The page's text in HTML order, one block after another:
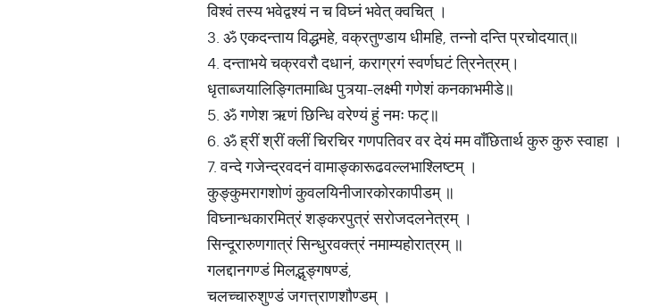
विश्वं तस्य भवेद्वश्यं न च विघ्नं भवेत्‌ क्वचित्‌ ।
3. ॐ एकदन्ताय विद्धमहे, वक्रतुण्डाय धीमहि, तन्नो दन्ति प्रचोदयात्॥
4. दन्ताभये चक्रवरौ दधानं, कराग्रगं स्वर्णघटं त्रिनेत्रम्।
धृताब्जयालिङ्गितमाब्धि पुत्र्या-लक्ष्मी गणेशं कनकाभमीडे॥
5. ॐ गणेश ऋणं छिन्धि वरेण्यं हुं नमः फट्॥
6. ॐ ह्रीं श्रीं क्लीं चिरचिर गणपतिवर वर देयं मम वाँछितार्थ कुरु कुरु स्वाहा ।
7. वन्दे गजेन्द्रवदनं वामाङ्कारूढवल्लभाश्लिष्टम् ।
कुङ्कुमरागशोणं कुवलयिनीजारकोरकापीडम् ॥
विघ्नान्धकारमित्रं शङ्करपुत्रं सरोजदलनेत्रम् ।
सिन्दूरारुणगात्रं सिन्धुरवक्त्रं नमाम्यहोरात्रम् ॥
गलद्दानगण्डं मिलद्भृङ्गषण्डं,
चलच्चारुशुण्डं जगत्त्राणशौण्डम् ।